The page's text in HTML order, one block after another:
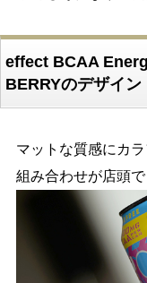
effect BCAA
BERRYのデザイン
マットな質感にカ
組み合わせが店頭で